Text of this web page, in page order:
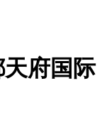
府国际